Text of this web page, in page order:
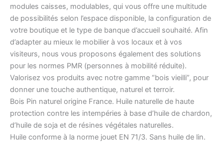
modules caisses, modulables, qui vous offre une multitude
de possibilités selon l’espace disponible, la configuration de
votre boutique et le type de banque d’accueil souhaité. Afin
d’adapter au mieux le mobilier à vos locaux et à vos
visiteurs, nous vous proposons également des solutions
pour les normes PMR (personnes à mobilité réduite).
Valorisez vos produits avec notre gamme “bois vieilli”, pour
donner une touche authentique, naturel et terroir.
Bois Pin naturel origine France. Huile naturelle de haute
protection contre les intempéries à base d’huile de chardon,
d’huile de soja et de résines végétales naturelles.
Huile conforme à la norme jouet EN 71/3. Sans huile de lin.